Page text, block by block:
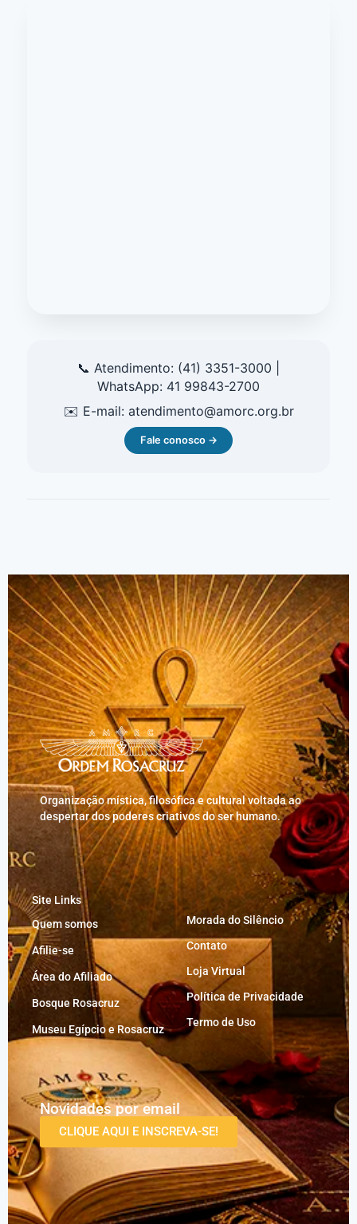
📞 Atendimento: (41) 3351-3000 |
WhatsApp: 41 99843-2700
✉️ E-mail: atendimento@amorc.org.br
Fale conosco →
Organização mística, filosófica e cultural voltada ao
despertar dos poderes criativos do ser humano.
Site Links
Quem somos
Afilie-se
Área do Afiliado
Bosque Rosacruz
Museu Egípcio e Rosacruz
Morada do Silêncio
Contato
Loja Virtual
Política de Privacidade
Termo de Uso
Novidades por email
CLIQUE AQUI E INSCREVA-SE!